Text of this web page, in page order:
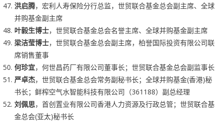
洪启腾，宏利人寿保险分行总监，世贸联合基金总会副主席、全球
并购基金副主席
叶毅生博士，世贸联合基金总会名誉主席、全球并购基金副主席
梁洁莹博士，世贸联合基金总会副主席，柏誉国际投资有限公司联
席销售董事
何珍宜，何世昌药厂有限公司董事长；世贸联合基金总会副监事长
严卓杰，世贸联合基金总会常务副秘书长；全球并购基金(香港)秘
书长；鲜榨空气水智能科技有限公司（361188）副总经理
刘佩思，首创置业有限公司香港人力资源及行政总管；世贸联合基
金总会(亚太)秘书长